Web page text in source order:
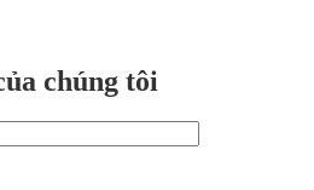
chúng tôi